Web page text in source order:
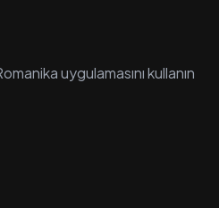
uygulamasını kullanın